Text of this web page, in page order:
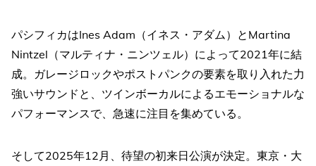
パシフィカはInes Adam（イネス・アダム）とMartina
Nintzel（マルティナ・ニンツェル）によって2021年に結
成。ガレージロックやポストパンクの要素を取り入れた力
強いサウンドと、ツインボーカルによるエモーショナルな
パフォーマンスで、急速に注目を集めている。
そして2025年12月、待望の初来日公演が決定。東京・大